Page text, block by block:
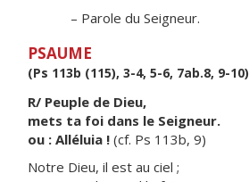
– Parole du Seigneur.
PSAUME
(Ps 113b (115), 3-4, 5-6, 7ab.8, 9-10)
R/ Peuple de Dieu,
mets ta foi dans le Seigneur.
ou : Alléluia ! (cf. Ps 113b, 9)
Notre Dieu, il est au ciel ;